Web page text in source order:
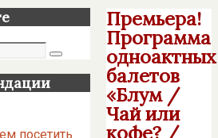
Премьера!
Программа
одноактных
балетов
«Блум /
Чай или
кофе? /
Поиск
посетить